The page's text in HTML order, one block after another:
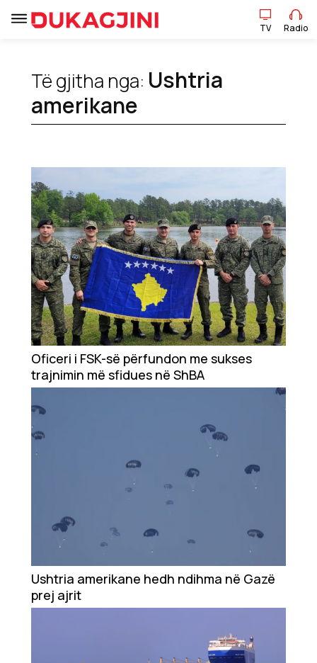
Sport
Pikëpamje
Art Jete
Kulturë
Showbiz
Ekonomi
Teknologji
DuVideo
TV Radio
Të gjitha nga: Ushtria
amerikane
Oficeri i FSK-së përfundon me sukses
trajnimin më sfidues në ShBA
Ushtria amerikane hedh ndihma në Gazë
prej ajrit